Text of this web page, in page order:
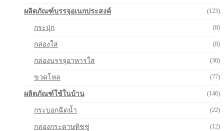
ผลิตภัณฑ์บรรจุอเนกประสงค์ (123)
กระปุก (8)
กล่องใส (8)
กล่องบรรจุอาหารใส (30)
ขวดโหล (77)
ผลิตภัณฑ์ใช้ในบ้าน (146)
กระบอกฉีดน้ำ (22)
กล่องกระดาษทิชชู่ (12)